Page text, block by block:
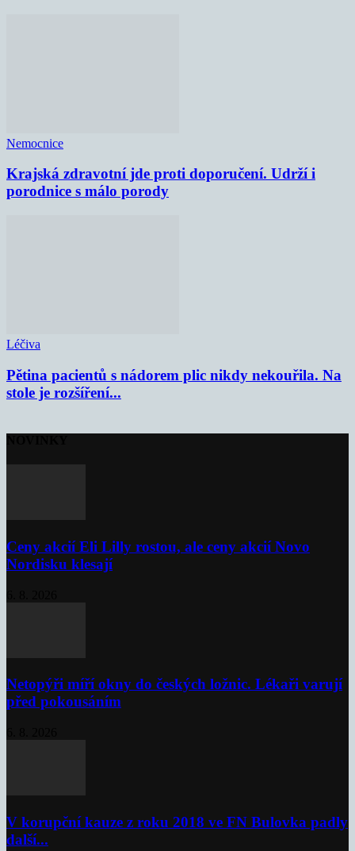
Nemocnice
Krajská zdravotní jde proti doporučení. Udrží i
porodnice s málo porody
Léčiva
Pětina pacientů s nádorem plic nikdy nekouřila. Na
stole je rozšíření...
Ceny akcií Eli Lilly rostou, ale ceny akcií Novo
Nordisku klesají
Netopýři míří okny do českých ložnic. Lékaři varují
před pokousáním
V korupční kauze z roku 2018 ve FN Bulovka padly
další...